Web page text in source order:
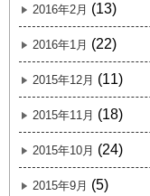
2016年2月 (13)
2016年1月 (22)
2015年12月 (11)
2015年11月 (18)
2015年10月 (24)
2015年9月 (5)